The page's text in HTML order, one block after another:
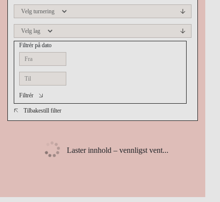
Filtrér på dato
Filtrér
Tilbakestill filter
Laster innhold – vennligst vent...